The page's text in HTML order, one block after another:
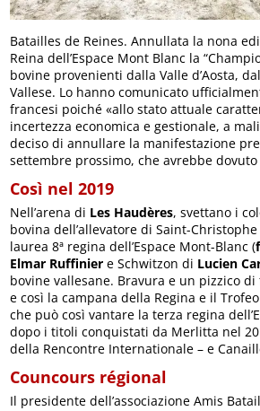
Batailles de Reines. Annullata la nona
Reina dell’Espace Mont Blanc la
bovine provenienti dalla Valle d’Aosta,
Vallese. Lo hanno comunicato
francesi poiché «allo stato attuale
incertezza economica e gestionale, a
deciso di annullare la manifestazione
settembre prossimo, che avrebbe
Così nel 2019
Nell’arena di Les Haudères, svettano i
bovina dell’allevatore di Saint-
laurea 8ª regina dell’Espace Mont-Blanc (
Elmar Ruffinier e Schwitzon di Lucien
bovine vallesane. Bravura e un pizzico
e così la campana della Regina e il
che può così vantare la terza regina
dopo i titoli conquistati da Merlitta nel
della Rencontre Internationale – e
Councours régional
Il presidente dell’associazione Amis